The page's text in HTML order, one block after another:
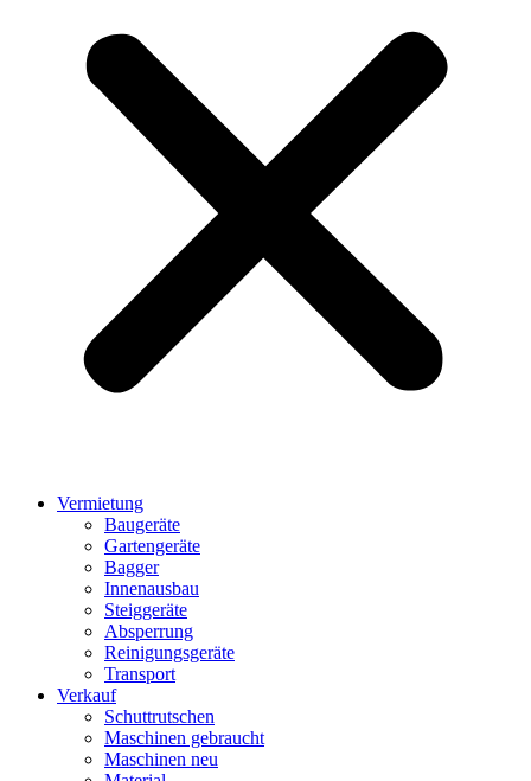
Vermietung
Baugeräte
Gartengeräte
Bagger
Innenausbau
Steiggeräte
Absperrung
Reinigungsgeräte
Transport
Verkauf
Schuttrutschen
Maschinen gebraucht
Maschinen neu